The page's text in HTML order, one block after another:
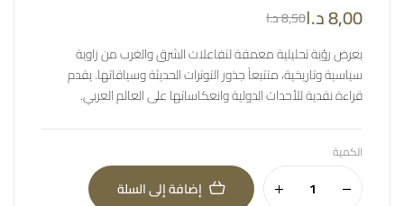
8,50د.ا 8,00د.ا
يعرض رؤية تحليلية معمقة لتفاعلات الشرق والغرب من زاوية
سياسية وتاريخية، متتبعاً جذور التوترات الحديثة وسياقاتها. يقدم
قراءة نقدية للأحداث الدولية وانعكاساتها على العالم العربي.
الكمية
إضافة إلى السلة